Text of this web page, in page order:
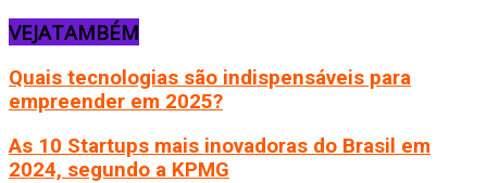
VEJATAMBÉM
Quais tecnologias são indispensáveis para
empreender em 2025?
As 10 Startups mais inovadoras do Brasil em
2024, segundo a KPMG